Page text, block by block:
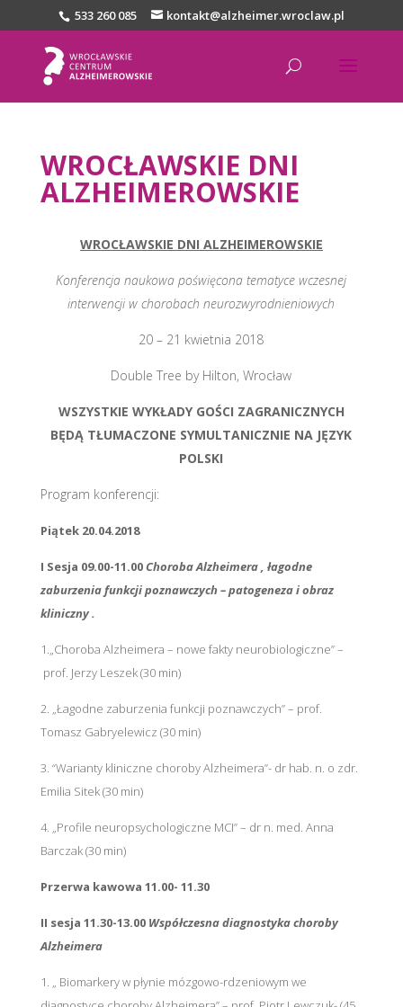
533 260 085 kontakt@alzheimer.wroclaw.pl
WROCŁAWSKIE DNI
ALZHEIMEROWSKIE
WROCŁAWSKIE DNI ALZHEIMEROWSKIE
Konferencja naukowa poświęcona tematyce wczesnej
interwencji w chorobach neurozwyrodnieniowych
20 – 21 kwietnia 2018
Double Tree by Hilton, Wrocław
WSZYSTKIE WYKŁADY GOŚCI ZAGRANICZNYCH
BĘDĄ TŁUMACZONE SYMULTANICZNIE NA JĘZYK
POLSKI
Program konferencji:
Piątek 20.04.2018
I Sesja 09.00-11.00Choroba Alzheimera , łagodne
zaburzenia funkcji poznawczych – patogeneza i obraz
kliniczny .
1.„Choroba Alzheimera – nowe fakty neurobiologiczne” –
prof. Jerzy Leszek (30 min)
2. „Łagodne zaburzenia funkcji poznawczych” – prof.
Tomasz Gabryelewicz (30 min)
3. “Warianty kliniczne choroby Alzheimera”- dr hab. n. o zdr.
Emilia Sitek (30 min)
4. „Profile neuropsychologiczne MCI” – dr n. med. Anna
Barczak (30 min)
Przerwa kawowa 11.00- 11.30
II sesja 11.30-13.00 Współczesna diagnostyka choroby
Alzheimera
1. „ Biomarkery w płynie mózgowo-rdzeniowym we